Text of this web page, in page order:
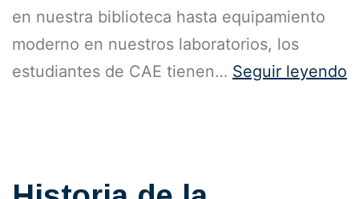
en nuestra biblioteca hasta equipamiento
moderno en nuestros laboratorios, los
estudiantes de CAE tienen… Seguir leyendo